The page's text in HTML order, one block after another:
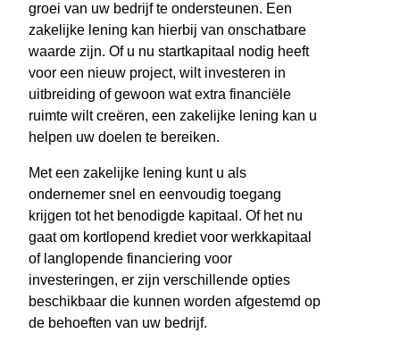
groei van uw bedrijf te ondersteunen. Een
zakelijke lening kan hierbij van onschatbare
waarde zijn. Of u nu startkapitaal nodig heeft
voor een nieuw project, wilt investeren in
uitbreiding of gewoon wat extra financiële
ruimte wilt creëren, een zakelijke lening kan u
helpen uw doelen te bereiken.
Met een zakelijke lening kunt u als
ondernemer snel en eenvoudig toegang
krijgen tot het benodigde kapitaal. Of het nu
gaat om kortlopend krediet voor werkkapitaal
of langlopende financiering voor
investeringen, er zijn verschillende opties
beschikbaar die kunnen worden afgestemd op
de behoeften van uw bedrijf.